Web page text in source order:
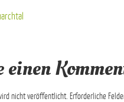
einen
nicht veröffentlicht. Erforderliche